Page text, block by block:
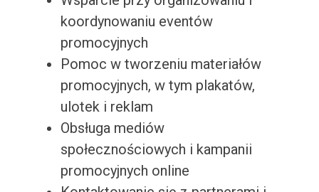
koordynowaniu eventów
promocyjnych
Pomoc w tworzeniu materiałów
promocyjnych, w tym plakatów,
ulotek i reklam
Obsługa mediów
społecznościowych i kampanii
promocyjnych online